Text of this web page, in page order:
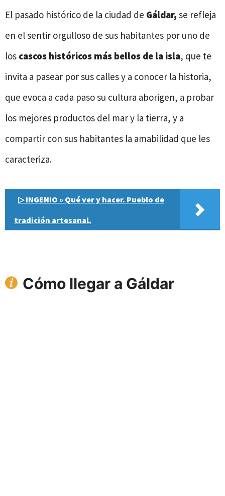
El pasado histórico de la ciudad de Gáldar, se refleja
en el sentir orgulloso de sus habitantes por uno de
los cascos históricos más bellos de la isla, que te
invita a pasear por sus calles y a conocer la historia,
que evoca a cada paso su cultura aborigen, a probar
los mejores productos del mar y la tierra, y a
compartir con sus habitantes la amabilidad que les
caracteriza.
▷ INGENIO » Qué ver y hacer. Pueblo de
tradición artesanal.
Cómo llegar a Gáldar